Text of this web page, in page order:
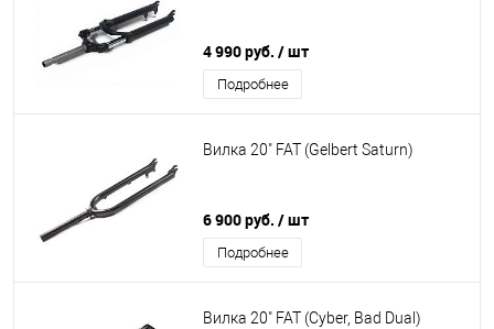
4 990 руб. / шт
Подробнее
Вилка 20" FAT (Gelbert Saturn)
6 900 руб. / шт
Подробнее
Вилка 20" FAT (Cyber, Bad Dual)